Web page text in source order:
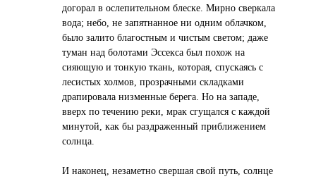
догорал в ослепительном блеске. Мирно сверкала
вода; небо, не запятнанное ни одним облачком,
было залито благостным и чистым светом; даже
туман над болотами Эссекса был похож на
сияющую и тонкую ткань, которая, спускаясь с
лесистых холмов, прозрачными складками
драпировала низменные берега. Но на западе,
вверх по течению реки, мрак сгущался с каждой
минутой, как бы раздраженный приближением
солнца.
И наконец, незаметно свершая свой путь, солнце